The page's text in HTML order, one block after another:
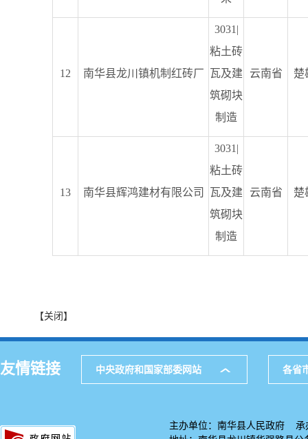
12 南华县龙川镇机制红砖厂
3031|
粘土砖
瓦及建
筑砌块
制造
云南省 楚
13 南华县辉鸿建材有限公司
3031|
粘土砖
瓦及建
筑砌块
制造
云南省 楚
【关闭】
友情链接 中央政府和国家部委网站 各省
主办单位：南华县人民政府 承